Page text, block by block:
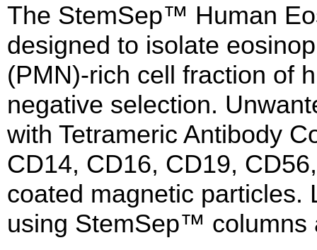
The StemSep™ Human
designed to isolate
(PMN)-rich cell fraction of
negative selection.
with Tetrameric Antibody
CD14, CD16, CD19,
coated magnetic particles.
using StemSep™ columns